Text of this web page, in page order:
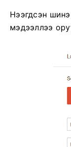
Нээгдсэн
мэдээллээ